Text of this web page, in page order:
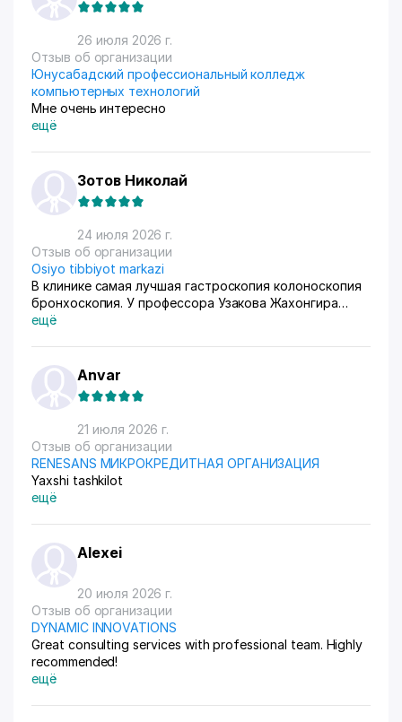
любят) За продажами следим через приложение, оно
очень помогает все контролировать, да и удобное
само по себе
26 июля 2026 г.
Отзыв об организации
Юнусабадский профессиональный колледж
компьютерных технологий
Мне очень интересно
ещё
Зотов Николай
24 июля 2026 г.
Отзыв об организации
Osiyo tibbiyot markazi
В клинике самая лучшая гастроскопия колоноскопия
бронхоскопия. У профессора Узакова Жахонгира
Низамовича.
ещё
Anvar
21 июля 2026 г.
Отзыв об организации
RENESANS МИКРОКРЕДИТНАЯ ОРГАНИЗАЦИЯ
Yaxshi tashkilot
ещё
Alexei
20 июля 2026 г.
Отзыв об организации
DYNAMIC INNOVATIONS
Great consulting services with professional team. Highly
recommended!
ещё